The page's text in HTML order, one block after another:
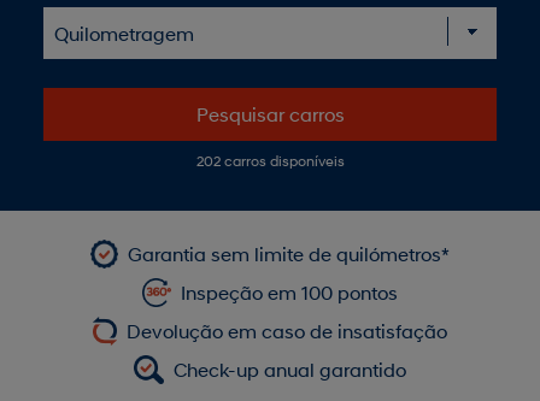
Pesquisar carros
202carros disponíveis
Garantia sem limite de quilómetros*
Inspeção em 100 pontos
Devolução em caso de insatisfação
Check-up anual garantido